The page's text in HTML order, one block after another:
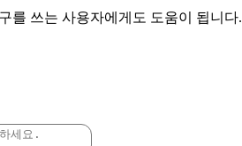
를 쓰는 사용자에게도 도움이 됩니다.